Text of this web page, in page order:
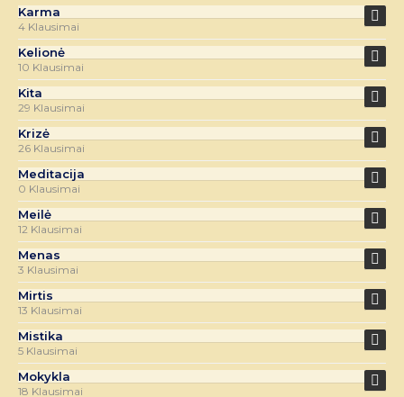
Karma
4 Klausimai
Kelionė
10 Klausimai
Kita
29 Klausimai
Krizė
26 Klausimai
Meditacija
0 Klausimai
Meilė
12 Klausimai
Menas
3 Klausimai
Mirtis
13 Klausimai
Mistika
5 Klausimai
Mokykla
18 Klausimai